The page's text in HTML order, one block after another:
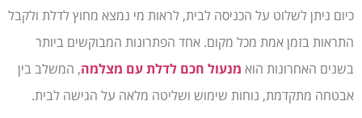
כיום ניתן לשלוט על הכניסה לבית, לראות מי נמצא מחוץ לדלת ולקבל
התראות בזמן אמת מכל מקום. אחד הפתרונות המבוקשים ביותר
בשנים האחרונות הוא מנעול חכם לדלת עם מצלמה, המשלב בין
אבטחה מתקדמת, נוחות שימוש ושליטה מלאה על הגישה לבית.